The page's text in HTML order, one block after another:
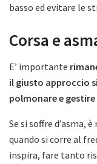
basso ed evitare le
Corsa e
E’ importante
il giusto approccio
polmonare e
Se si soffre d’asma,
quando si corre al
inspira, fare tanto